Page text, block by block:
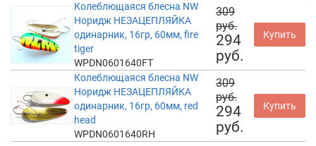
Колеблющаяся блесна NW
Норидж НЕЗАЦЕПЛЯЙКА
одинарник, 16гр, 60мм, fire
tiger
WPDN0601640FT
309
руб.
294
руб.
Купить
Колеблющаяся блесна NW
Норидж НЕЗАЦЕПЛЯЙКА
одинарник, 16гр, 60мм, red
head
WPDN0601640RH
309
руб.
294
руб.
Купить